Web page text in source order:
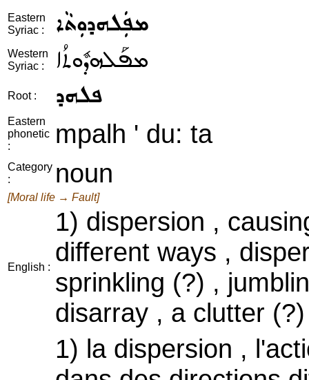
Eastern
Syriac :
ܡܦܲܠܗܕܘܼܬܵܐ
Western
Syriac :
ܡܦܰܠܗܕܽܘܬܳܐ
Root : ܦܠܗܕ
Eastern
phonetic
:
mpalh ' du: ta
Category
:
noun
[Moral life → Fault]
English :
1) dispersion ,
different ways ,
sprinkling (?) ,
disarray , a clutter
1) la dispersion ,